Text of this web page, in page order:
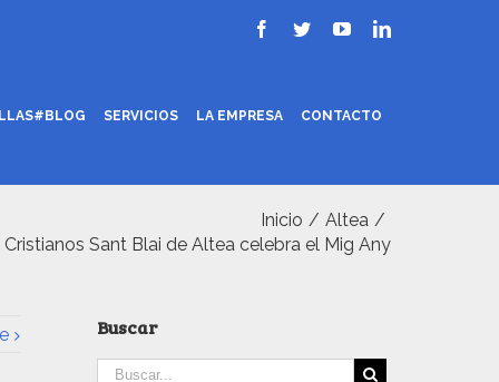
SERVICIOS LA EMPRESA CONTACTO
Inicio / Altea /
Sant Blai de Altea celebra el Mig Any
Buscar